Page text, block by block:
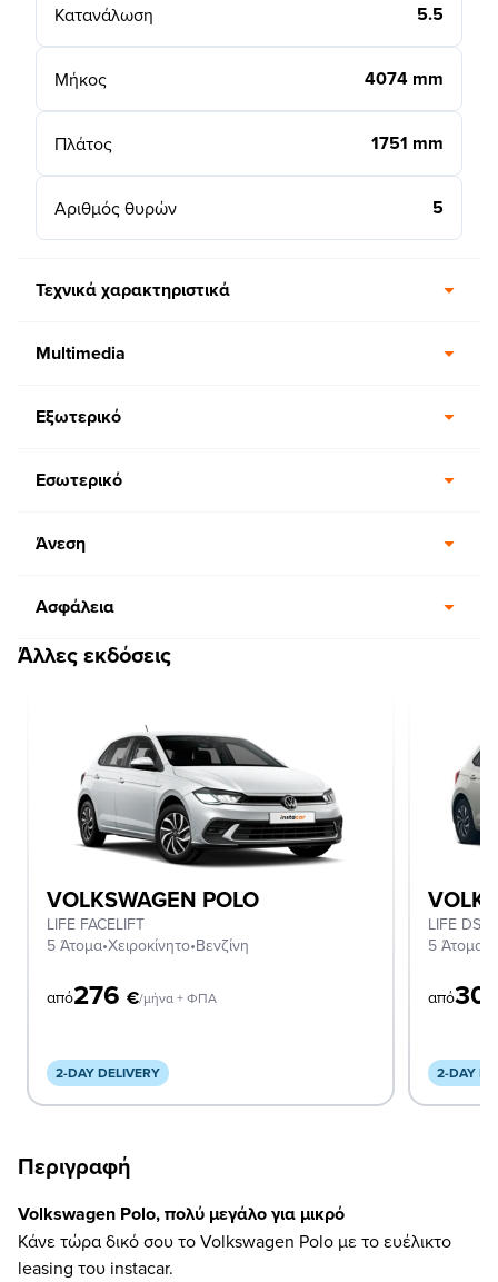
Κατανάλωση 5.5
Μήκος 4074 mm
Πλάτος 1751 mm
Αριθμός θυρών 5
Τεχνικά χαρακτηριστικά
Multimedia
Εξωτερικό
Εσωτερικό
Άνεση
Ασφάλεια
Άλλες εκδόσεις
VOLKSWAGEN POLO
LIFE FACELIFT
5 Άτομα•Χειροκίνητο•Βενζίνη
από276 €/μήνα + ΦΠΑ
2-DAY DELIVERY
LIFE DSG
5 Άτομα
από
2-DAY
Περιγραφή
Volkswagen Polo, πολύ μεγάλο για μικρό
Κάνε τώρα δικό σου το Volkswagen Polo με το ευέλικτο
leasing του instacar.